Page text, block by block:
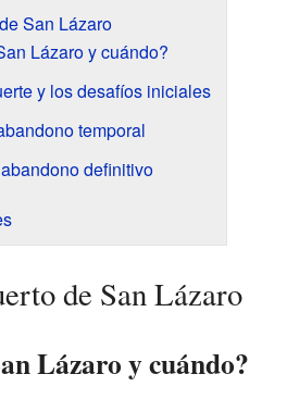
San Lázaro
Lázaro y cuándo?
y los desafíos iniciales
temporal
definitivo
de San Lázaro
Lázaro y cuándo?